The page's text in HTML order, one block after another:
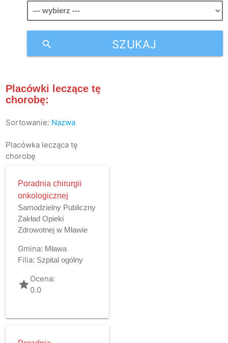
SZUKAJ
search
Placówki leczące tę
chorobę:
Sortowanie: Nazwa
Placówka lecząca tę
chorobę
Poradnia chirurgii
onkologicznej
Samodzielny Publiczny
Zakład Opieki
Zdrowotnej w Mławie
Gmina: Mława
Filia: Szpital ogólny
gradeOcena:
0.0